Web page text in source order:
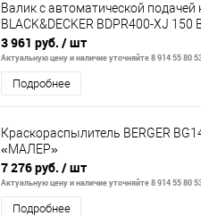
Валик с автоматической подачей
BLACK&DECKER BDPR400-XJ 150
3 961 руб. / шт
Актуальную цену и наличие уточняйте 8 914 55 80
Подробнее
Краскораспылитель BERGER
«МАЛЕР»
7 276 руб. / шт
Актуальную цену и наличие уточняйте 8 914 55 80
Подробнее